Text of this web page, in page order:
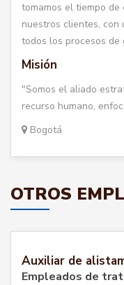
tomamos el tiempo
nuestros clientes, con
todos los procesos de
Misión
"Somos el aliado
recurso humano,
Bogotá
OTROS
Auxiliar de
Empleados de